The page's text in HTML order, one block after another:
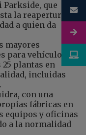
Parkside, que
la reapertura
a quien da
mayores
para vehículos
plantas en
incluidas
con una
fábricas en
equipos y oficinas
a la normalidad